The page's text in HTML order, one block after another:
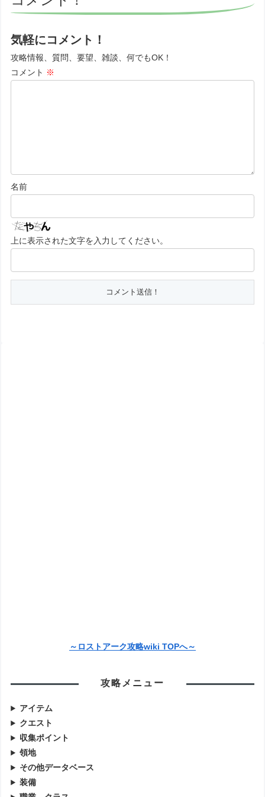
気軽にコメント！
攻略情報、質問、要望、雑談、何でもOK！
コメント ※
名前
上に表示された文字を入力してください。
～ロストアーク攻略wiki TOPへ～
攻略メニュー
アイテム
クエスト
収集ポイント
領地
その他データベース
装備